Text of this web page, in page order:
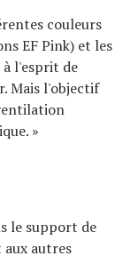
couleurs
EF Pink) et les
à l'esprit de
Mais l'objectif
»
le support de
autres